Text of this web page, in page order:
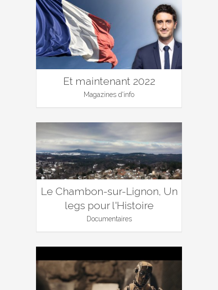
Et maintenant 2022
Magazines d'info
Le Chambon-sur-Lignon, Un
legs pour l'Histoire
Documentaires